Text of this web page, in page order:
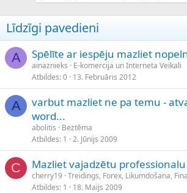
Līdzīgi pavedieni
A Spēlīte ar iespēju mazliet
ainaznieks
E-komercija un Interneta Veikali
Atbildes 0 13. Februāris 2012
A
varbut mazliet ne pa temu -
word...
abolitis
Beztēma
Atbildes 1 2. Jūnijs 2009
C Mazliet vajadzētu
cherry19 Treidings, Forex, Likumdošana,
Atbildes 1 18. Maijs 2009